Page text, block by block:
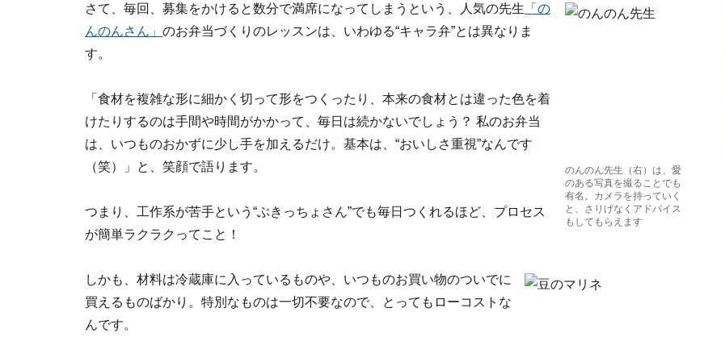
のんのん先生（右）は、愛
のある写真を撮ることでも
有名。カメラを持っていく
と、さりげなくアドバイス
もしてもらえます
さて、毎回、募集をかけると数分で満席になってしまうという、人気の先生 「の
んのんさん」 のお弁当づくりのレッスンは、いわゆる“キャラ弁”とは異なりま
す。
「食材を複雑な形に細かく切って形をつくったり、本来の食材とは違った色を着
けたりするのは手間や時間がかかって、毎日は続かないでしょう？ 私のお弁当
は、いつものおかずに少し手を加えるだけ。基本は、“おいしさ重視”なんです
（笑）」と、笑顔で語ります。
つまり、工作系が苦手という“ぶきっちょさん”でも毎日つくれるほど、プロセス
が簡単ラクラクってこと！
しかも、材料は冷蔵庫に入っているものや、いつものお買い物のついでに
買えるものばかり。特別なものは一切不要なので、とってもローコストな
んです。